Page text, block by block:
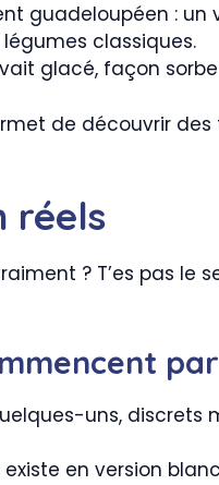
guadeloupéen : un
classiques.
glacé, façon
de découvrir
réels
? T’es pas le
uns, discrets
en version